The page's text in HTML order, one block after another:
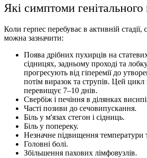
Якi симптоми генітального
Коли герпес перебуває в активній
можна зазначити:
Поява дрібних пухирців на
сідницях, задньому проході та
прогресують від гіперемії до
потім виразок та струпів. Цей цикл
перевищує 7–10 днів.
Свербіж і печіння в ділянках
Часті позиви до сечовипускання.
Біль у м'язах стегон і сідниць.
Біль у попереку.
Незначне підвищення температури
Головні болі.
Збільшення пахових лімфовузлів.